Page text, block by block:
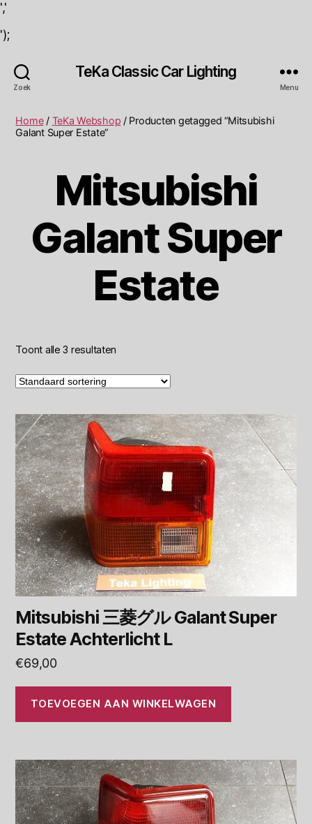
','
');
Zoek
TeKa Classic Car Lighting
Menu
Home/ TeKa Webshop / Producten getagged “Mitsubishi
Galant Super Estate”
Mitsubishi
Galant Super
Estate
Toont alle 3 resultaten
Mitsubishi 三菱グル Galant Super
Estate Achterlicht L
€69,00
TOEVOEGEN AAN WINKELWAGEN